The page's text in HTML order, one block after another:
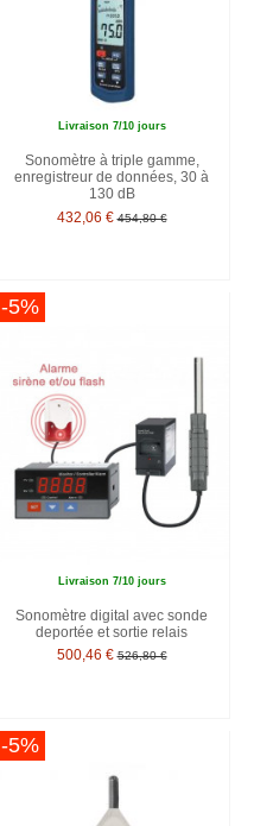
Livraison 7/10 jours
Sonomètre à triple gamme,
enregistreur de données, 30 à
130 dB
432,06 € 454,80 €
-5%
Livraison 7/10 jours
Sonomètre digital avec sonde
deportée et sortie relais
500,46 € 526,80 €
-5%